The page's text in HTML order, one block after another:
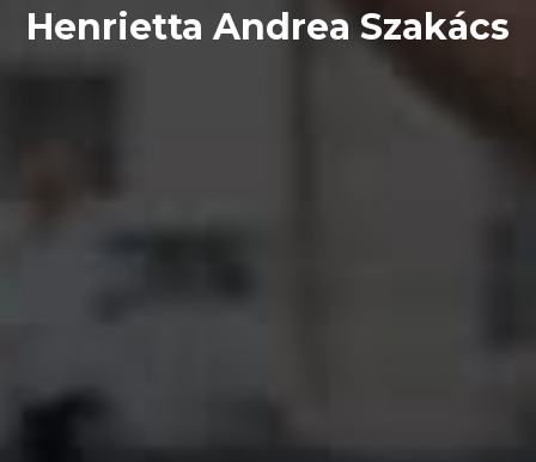
Henrietta Andrea Szakács